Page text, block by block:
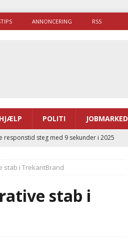
ANNONCERING RSS
POLITI JOBMARKED
steg med 9 sekunder i 2025
kan sende 400.000 kørsler over
til Samsø
stab i TrekantBrand
stab i